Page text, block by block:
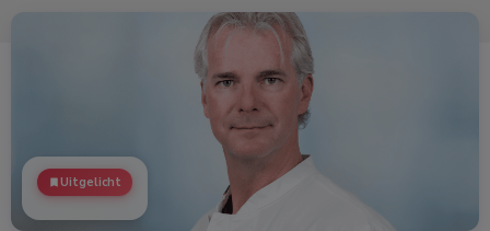
Uitgelicht